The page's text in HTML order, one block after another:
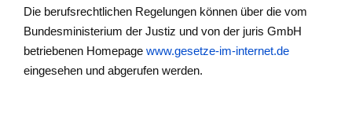
Die berufsrechtlichen Regelungen können über die vom
Bundesministerium der Justiz und von der juris GmbH
betriebenen Homepage www.gesetze-im-internet.de
eingesehen und abgerufen werden.